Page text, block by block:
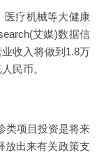
医疗机械等大健康
艾媒)数据信
收入将做到1.8万
民币。
类项目投资是将来
放出来有关政策支